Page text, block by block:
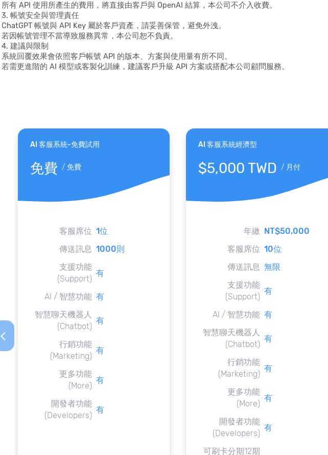
所有 API 使用所產生的費用，將直接由客戶與 OpenAI 結算，本公司不介入收費。
3. 帳號安全與管理責任
ChatGPT 帳號與 API Key 屬於客戶資產，請妥善保管，避免外洩。
若因帳號管理不當導致服務異常，本公司恕不負責。
4. 建議與限制
系統回覆效果會依照客戶帳號 API 的版本、方案與使用量有所不同。
若需更進階的 AI 模型或客製化訓練，建議客戶升級 API 方案或搭配本公司顧問服務。
arrow_back_ios
AI 客服系統-免費試用
免費 / 免費
客服席位 1位
傳送訊息 1000則
支援功能
(Support)
有
AI / 智慧功能 有
智慧聊天機器人
(Chatbot)
有
行銷功能
(Marketing)
有
更多功能
(More)
有
開發者功能
(Developers)
有
AI 客服系統經濟型
$5,000 TWD / 月付
年繳 NT$50,000
客服席位 10位
傳送訊息 無限
支援功能
(Support)
有
AI / 智慧功能 有
智慧聊天機器人
(Chatbot)
有
行銷功能
(Marketing)
有
更多功能
(More)
有
開發者功能
(Developers)
有
可刷卡分期12期